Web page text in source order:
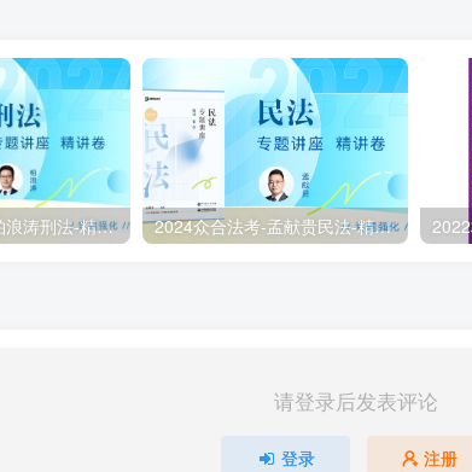
2024众合法考-柏浪涛刑法-精讲卷pdf电子版（附视频1-76全） 2024众合法考-孟献贵民法-精讲卷.pdf
请登录后发表评论
登录 注册